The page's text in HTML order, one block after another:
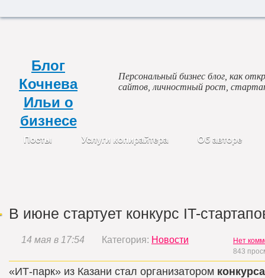
В июне стартует конкурс IT-
14 мая в 17:54 Категория: Новости
Нет
843
«ИТ-парк» из Казани стал организатором конкурса
Блог
Кочнева
Ильи о
бизнесе
Персональный бизнес блог, как
сайтов, личностный рост,
Посты Услуги копирайтера Об авторе